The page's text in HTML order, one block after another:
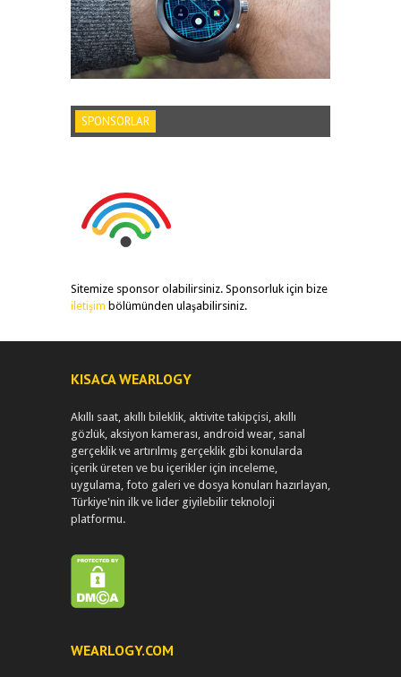
SPONSORLAR
Sitemize sponsor olabilirsiniz. Sponsorluk için bize
iletişim bölümünden ulaşabilirsiniz.
KISACA WEARLOGY
Akıllı saat, akıllı bileklik, aktivite takipçisi, akıllı
gözlük, aksiyon kamerası, android wear, sanal
gerçeklik ve artırılmış gerçeklik gibi konularda
içerik üreten ve bu içerikler için inceleme,
uygulama, foto galeri ve dosya konuları hazırlayan,
Türkiye'nin ilk ve lider giyilebilir teknoloji
platformu.
WEARLOGY.COM